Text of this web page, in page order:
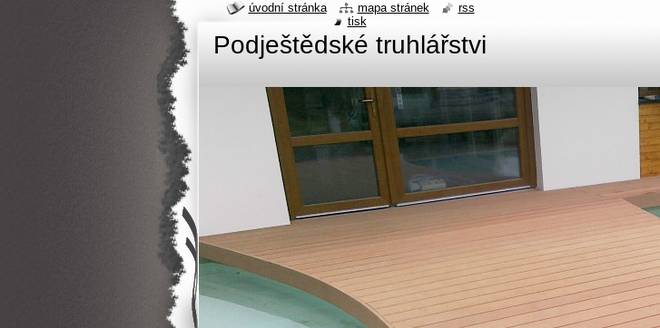
Podještědské truhlářstvi
úvodní stránka mapa stránek
rss
tisk